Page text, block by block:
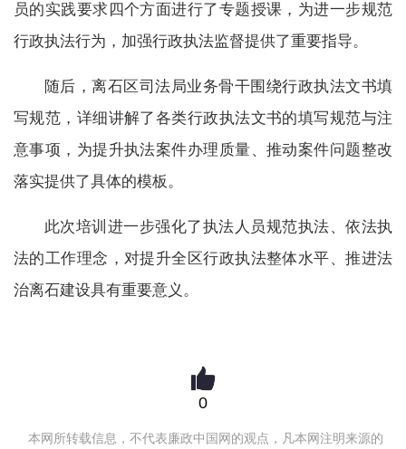
员的实践要求四个方面进行了专题授课，为进一步规范
行政执法行为，加强行政执法监督提供了重要指导。
随后，离石区司法局业务骨干围绕行政执法文书填
写规范，详细讲解了各类行政执法文书的填写规范与注
意事项，为提升执法案件办理质量、推动案件问题整改
落实提供了具体的模板。
此次培训进一步强化了执法人员规范执法、依法执
法的工作理念，对提升全区行政执法整体水平、推进法
治离石建设具有重要意义。
0
本网所转载信息，不代表廉政中国网的观点，凡本网注明来源的